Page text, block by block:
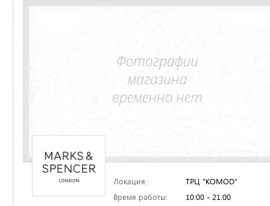
Локация:
ТРЦ "KOMOD"
Время работы:
10:00 - 21:00